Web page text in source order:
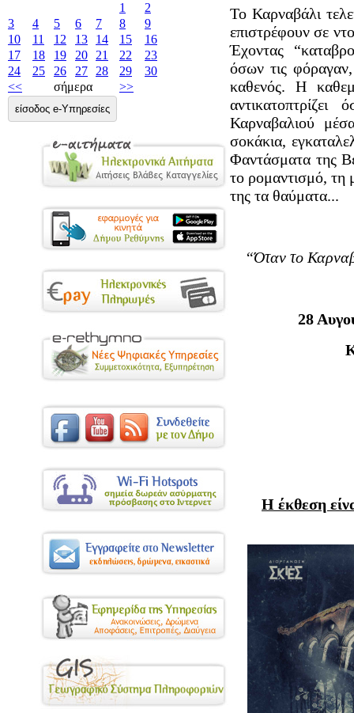
1
2
3
4 5 6 7 8
9
10
11 12 13 14 15
16
17
18 19 20 21 22
23
24
25 26 27 28 29
30
<<
σήμερα >>
είσοδος e-Υπηρεσίες
Το Καρναβάλι
επιστρέφουν σε
Έχοντας
όσων τις
καθενός. Η
Καρναβαλιού
σοκάκια,
Φαντάσματα της
το ρομαντισμό, τη
της τα θαύματα...
“Όταν το
28
H έκθεση